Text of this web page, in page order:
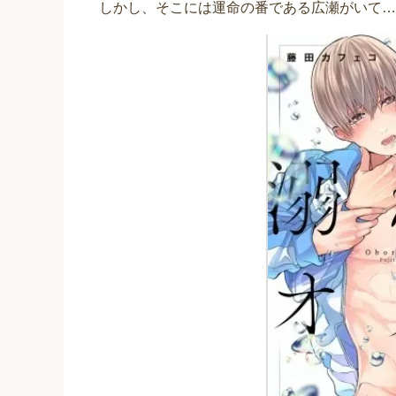
しかし、そこには運命の番である広瀬がいて